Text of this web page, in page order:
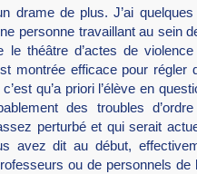
drame de plus. J’ai
personne travaillant au sein
le théâtre d’actes de
montrée efficace pour
qu’a priori l’élève en
des troubles
perturbé et qui serait
avez dit au début,
ou de personnels de